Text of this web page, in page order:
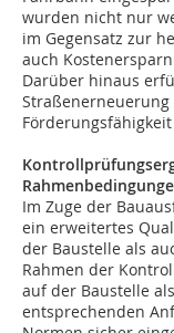
wurden nicht nur
im Gegensatz zur
auch
Darüber hinaus
Im Zuge der
ein erweitertes
der Baustelle als
Rahmen der
auf der Baustelle
entsprechenden